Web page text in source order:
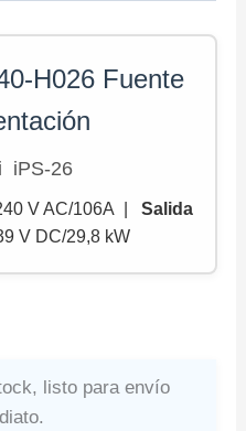
H026 Fuente
iPS-26
V AC/106A | Salida
V DC/29,8 kW
listo para envío